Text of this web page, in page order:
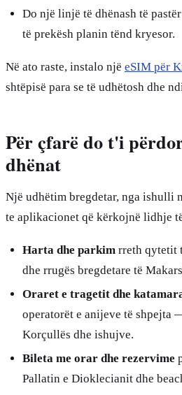
Do një linjë të dhënash të
të prekësh planin tënd kryesor.
Në ato raste, instalo një eSIM për
shtëpisë para se të udhëtosh dhe
Për çfarë do t'i
dhënat
Një udhëtim bregdetar, nga ishulli
te aplikacionet që kërkojnë lidhje
Harta dhe parkimrreth qytetit
dhe rrugës bregdetare të
Oraret e tragetit dhe
operatorët e anijeve të shpejta
Korçullës dhe ishujve.
Bileta me orar dhe rezervime
Pallatin e Dioklecianit dhe